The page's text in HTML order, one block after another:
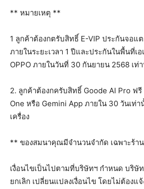
** หมายเหตุ **
1 ลูกค้าต้องกตรับสิทธิ์ E-VIP ประกันจอแ
ภายในระยะเวลา 1 ปีและประกันในพื้นที่เ
OPPO ภายในวันที่ 30 กันยายน 2568 เท่
2. ลูกค้าต้องกครับสิทธิ์ Goode AI Pro ฟ
One หรือ Gemini App ภายใน 30 วันเท่
เครื่อง
** ของสมนาคุณมีจำนวนจำกัด เฉพาะร้า
เงื่อนไขเป็นไปตามที่บริษัทฯ กำหนด บริษั
ยกเลิก เปลี่ยนแปลงเงื่อนไข โดยไม่ต้องแ